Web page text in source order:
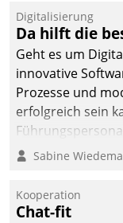
Einsparungen
Prozesse. Doch
mit der
getan. Die
die Bereitschaft,
und zu verändern.
Digitalisierung
Da hilft die
Geht es um
innovative
Prozesse und
erfolgreich sein
verändern und
Sabine
Kooperation
Chat-fit